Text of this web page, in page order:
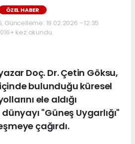
ÖZEL HABER
Güncelleme: 19.02.2026 - 12:35
kez okundu.
Doç. Dr. Çetin Göksu,
bulunduğu küresel
ele aldığı
"Güneş Uygarlığı"
çağırdı.